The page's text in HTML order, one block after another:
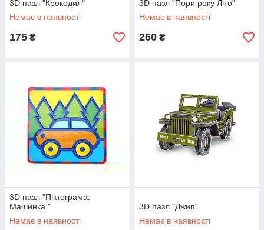
3D пазл "Крокодил"
Немає в наявності
175 ₴
3D пазл "Пори року Літо"
Немає в наявності
260 ₴
3D пазл "Піктограма.
Машинка "
Немає в наявності
3D пазл "Джип"
Немає в наявності